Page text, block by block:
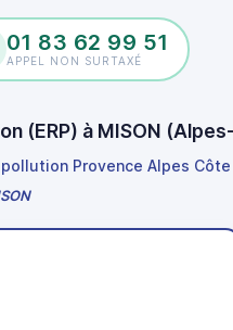
01 83 62 99 51
APPEL NON SURTAXÉ
(ERP) à MISON
Provence Alpes Côte